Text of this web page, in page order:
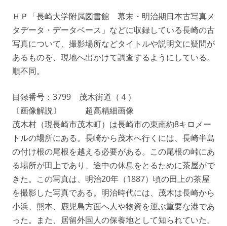
ＨＰ「長崎大学附属図書館 幕末・明治期日本古写真メ
タデータ・データベース」などに収録している長崎の古
写真について、撮影場所などタイトルや説明文に疑問が
あるものを、現地へ出かけて調査するようにしている。
順不同。
目録番号：3799 茂木街道（４）
〔画像解説〕 超高精細画像
茂木村（現長崎市茂木町）は長崎市の東南約8キロメー
トルの場所にある。長崎から茂木へ行くには、長崎半島
の付け根の尾根を越える必要がある。この尾根の峠にあ
る場所が田上であり、途中の休息をとるために茶屋がで
きた。この写真は、明治20年（1887）頃の田上の茶屋
を撮影した写真である。明治時代には、茂木は長崎から
小浜、熊本、鹿児島方面へ人や物資を運ぶ重要な港であ
った。また、居留外国人の保養地として知られていた。